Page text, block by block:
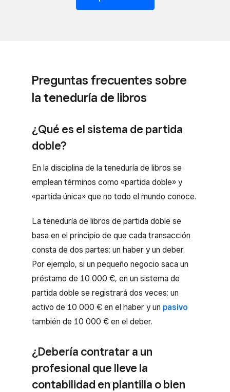
Preguntas frecuentes sobre
la teneduría de libros
¿Qué es el sistema de partida
doble?
En la disciplina de la teneduría de libros se
emplean términos como «partida doble» y
«partida única» que no todo el mundo conoce.
La teneduría de libros de partida doble se
basa en el principio de que cada transacción
consta de dos partes: un haber y un deber.
Por ejemplo, si un pequeño negocio saca un
préstamo de 10 000 €, en un sistema de
partida doble se registrará dos veces: un
activo de 10 000 € en el haber y un pasivo
también de 10 000 € en el deber.
¿Debería contratar a un
profesional que lleve la
contabilidad en plantilla o bien